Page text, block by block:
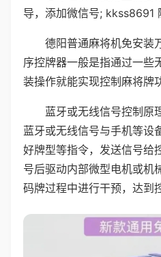
导，添加微信号; kkss8691
德阳普通麻将机免安装
序控牌器一般是指通过一些
装操作就能实现控制麻将牌
蓝牙或无线信号控制原
蓝牙或无线信号与手机等设
好牌型等指令，发送信号给
号后驱动内部微型电机或机
码牌过程中进行干预，达到